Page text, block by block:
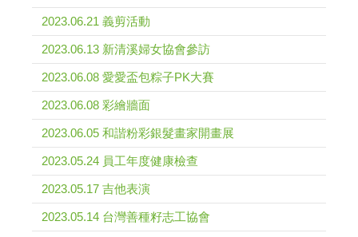
2023.06.21 義剪活動
2023.06.13 新清溪婦女協會參訪
2023.06.08 愛愛盃包粽子PK大賽
2023.06.08 彩繪牆面
2023.06.05 和諧粉彩銀髮畫家開畫展
2023.05.24 員工年度健康檢查
2023.05.17 吉他表演
2023.05.14 台灣善種籽志工協會